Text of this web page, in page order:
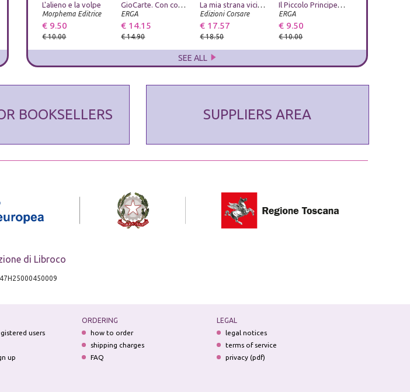
Humanity elect
Prospettiva Editrice
Tex. La letteratura più veloce del West
Luni Editrice
Ustica. Vergogna di Stato
Edizioni Ex Libris
Leggende napoletane. Vol. 3
Phoenix Publishing
L'alieno e la volpe
Morphema Editrice
€ 9.50
€ 10.00
GioCarte. Con contenuti ed esercizi multimediali
ERGA
€ 14.15
€ 14.90
La mia strana vicina. Ediz. a colori
Edizioni Corsare
€ 17.57
€ 18.50
Il Piccolo Principe è tornato. Ediz. a colori
ERGA
€ 9.50
€ 10.00
SEE ALL
BOOKSELLERS SUPPLIERS AREA
di Libroco
users
up
ORDERING
how to order
shipping charges
FAQ
LEGAL
legal notices
terms of service
privacy (pdf)